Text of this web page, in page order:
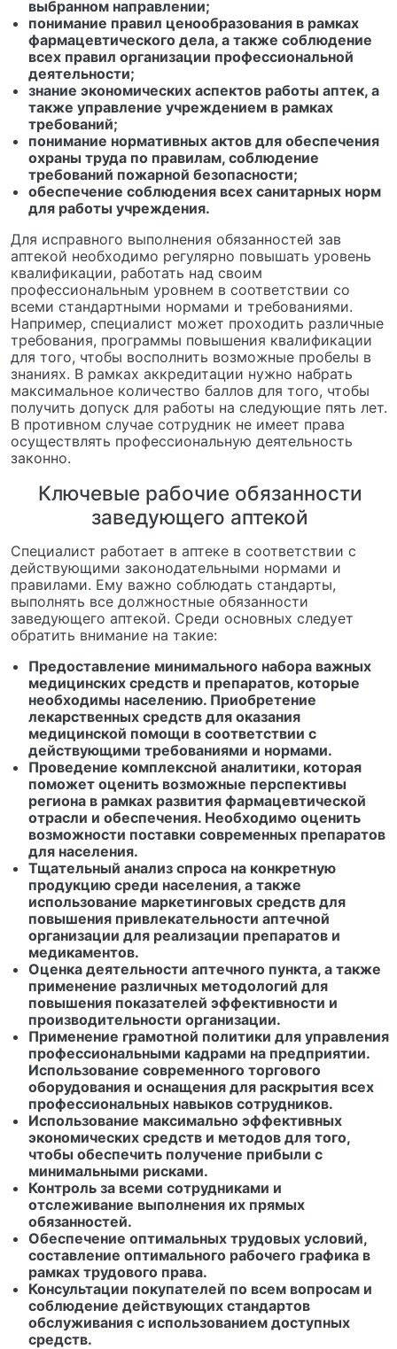
выбранном направлении;
понимание правил ценообразования в рамках
фармацевтического дела, а также соблюдение
всех правил организации профессиональной
деятельности;
знание экономических аспектов работы аптек, а
также управление учреждением в рамках
требований;
понимание нормативных актов для обеспечения
охраны труда по правилам, соблюдение
требований пожарной безопасности;
обеспечение соблюдения всех санитарных норм
для работы учреждения.
Для исправного выполнения обязанностей зав
аптекой необходимо регулярно повышать уровень
квалификации, работать над своим
профессиональным уровнем в соответствии со
всеми стандартными нормами и требованиями.
Например, специалист может проходить различные
требования, программы повышения квалификации
для того, чтобы восполнить возможные пробелы в
знаниях. В рамках аккредитации нужно набрать
максимальное количество баллов для того, чтобы
получить допуск для работы на следующие пять лет.
В противном случае сотрудник не имеет права
осуществлять профессиональную деятельность
законно.
Ключевые рабочие обязанности
заведующего аптекой
Специалист работает в аптеке в соответствии с
действующими законодательными нормами и
правилами. Ему важно соблюдать стандарты,
выполнять все должностные обязанности
заведующего аптекой. Среди основных следует
обратить внимание на такие:
Предоставление минимального набора важных
медицинских средств и препаратов, которые
необходимы населению. Приобретение
лекарственных средств для оказания
медицинской помощи в соответствии с
действующими требованиями и нормами.
Проведение комплексной аналитики, которая
поможет оценить возможные перспективы
региона в рамках развития фармацевтической
отрасли и обеспечения. Необходимо оценить
возможности поставки современных препаратов
для населения.
Тщательный анализ спроса на конкретную
продукцию среди населения, а также
использование маркетинговых средств для
повышения привлекательности аптечной
организации для реализации препаратов и
медикаментов.
Оценка деятельности аптечного пункта, а также
применение различных методологий для
повышения показателей эффективности и
производительности организации.
Применение грамотной политики для управления
профессиональными кадрами на предприятии.
Использование современного торгового
оборудования и оснащения для раскрытия всех
профессиональных навыков сотрудников.
Использование максимально эффективных
экономических средств и методов для того,
чтобы обеспечить получение прибыли с
минимальными рисками.
Контроль за всеми сотрудниками и
отслеживание выполнения их прямых
обязанностей.
Обеспечение оптимальных трудовых условий,
составление оптимального рабочего графика в
рамках трудового права.
Консультации покупателей по всем вопросам и
соблюдение действующих стандартов
обслуживания с использованием доступных
средств.